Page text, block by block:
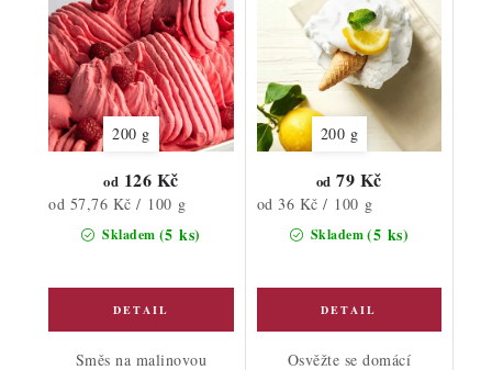
200 g
Skladem (5 ks)
od 126 Kč
Měrná
od 57,76 Kč / 100 g
Směs na malinovou
200 g
Skladem(5 ks)
od 79 Kč
Měrná
od 36 Kč / 100 g
Osvěžte se domácí